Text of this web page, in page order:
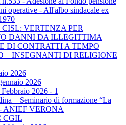
operative - All'albo sindacale ex
VERTENZA PER
DANNI DA ILLEGITTIMA
DI CONTRATTI A TEMPO
– INSEGNANTI DI RELIGIONE
2026
2026
2026 - 1
– Seminario di formazione “La
ANIEF VERONA
CGIL